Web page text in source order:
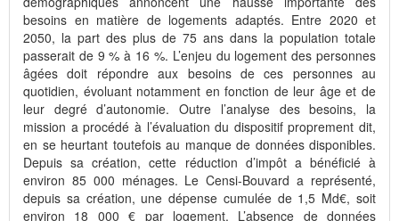
besoins en matière de logements adaptés. Entre 2020 et
2050, la part des plus de 75 ans dans la population totale
passerait de 9 % à 16 %. L’enjeu du logement des personnes
âgées doit répondre aux besoins de ces personnes au
quotidien, évoluant notamment en fonction de leur âge et de
leur degré d’autonomie. Outre l’analyse des besoins, la
mission a procédé à l’évaluation du dispositif proprement dit,
en se heurtant toutefois au manque de données disponibles.
Depuis sa création, cette réduction d’impôt a bénéficié à
environ 85 000 ménages. Le Censi-Bouvard a représenté,
depuis sa création, une dépense cumulée de 1,5 Md€, soit
environ 18 000 € par logement. L’absence de données